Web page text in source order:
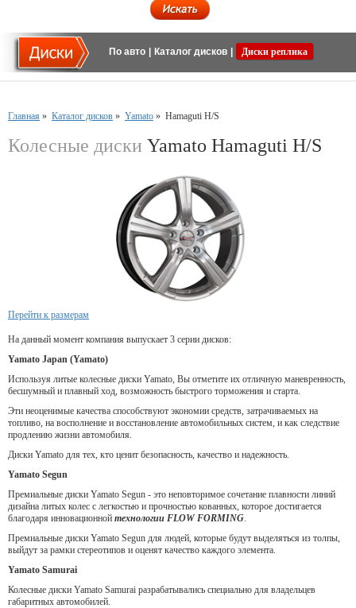
По авто Каталог дисков Диски реплика
Главная » Каталог дисков » Yamato » Hamaguti H/S
Колесные диски Yamato Hamaguti H/S
Перейти к размерам
На данный момент компания выпускает 3 серии дисков:
Yamato Japan (Yamato)
Используя литые колесные диски Yamato, Вы отметите их отличную маневренность,
бесшумный и плавный ход, возможность быстрого торможения и старта.
Эти неоценимые качества способствуют экономии средств, затрачиваемых на
топливо, на восполнение и восстановление автомобильных систем, и как следствие
продлению жизни автомобиля.
Диски Yamato для тех, кто ценит безопасность, качество и надежность.
Yamato Segun
Премиальные диски Yamato Segun - это неповторимое сочетание плавности линий
дизайна литых колес с легкостью и прочностью кованных, которое достигается
благодаря инновационной технологии FLOW FORMING
Премиальные диски Yamato Segun для людей, которые будут выделяться из толпы,
выйдут за рамки стереотипов и оценят качество каждого элемента.
Yamato Samurai
Колесные диски Yamato Samurai разрабатывались специально для владельцев
габаритных автомобилей.